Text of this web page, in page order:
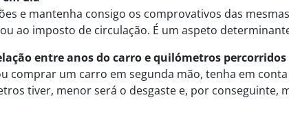
e mantenha consigo os comprovativos das
ao imposto de circulação. É um aspeto
entre anos do carro e quilómetros percorridos
comprar um carro em segunda mão, tenha em
tiver, menor será o desgaste e, por conseguinte,